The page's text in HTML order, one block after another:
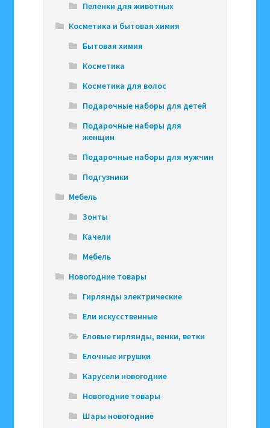
Пеленки для животных
Косметика и бытовая химия
Бытовая химия
Косметика
Косметика для волос
Подарочные наборы для детей
Подарочные наборы для
женщин
Подарочные наборы для мужчин
Подгузники
Мебель
Зонты
Качели
Мебель
Новогодние товары
Гирлянды электрические
Ели искусственные
Еловые гирлянды, венки, ветки
Елочные игрушки
Карусели новогодние
Новогодние товары
Шары новогодние